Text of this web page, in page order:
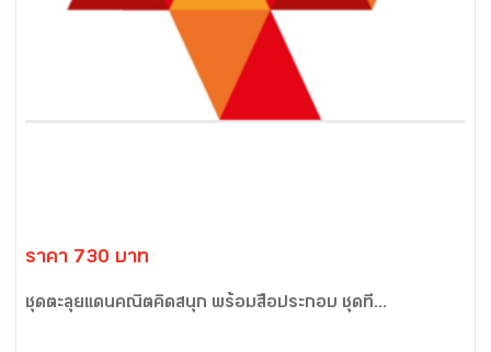
ราคา 730 บาท
ชุดตะลุยแดนคณิตคิดสนุก พร้อมสื่อประกอบ ชุดที่...